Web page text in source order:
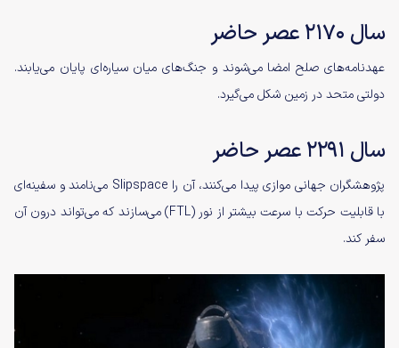
سال ۲۱۷۰ عصر حاضر
عهدنامه‌های صلح امضا می‌شوند و جنگ‌های میان سیاره‌ای پایان می‌یابند.
دولتی متحد در زمین شکل می‌گیرد.
سال ۲۲۹۱ عصر حاضر
پژوهشگران جهانی موازی پیدا می‌کنند، آن را Slipspace می‌نامند و سفینه‌ای
با قابلیت حرکت با سرعت بیشتر از نور (FTL) می‌سازند که می‌تواند درون آن
سفر کند.